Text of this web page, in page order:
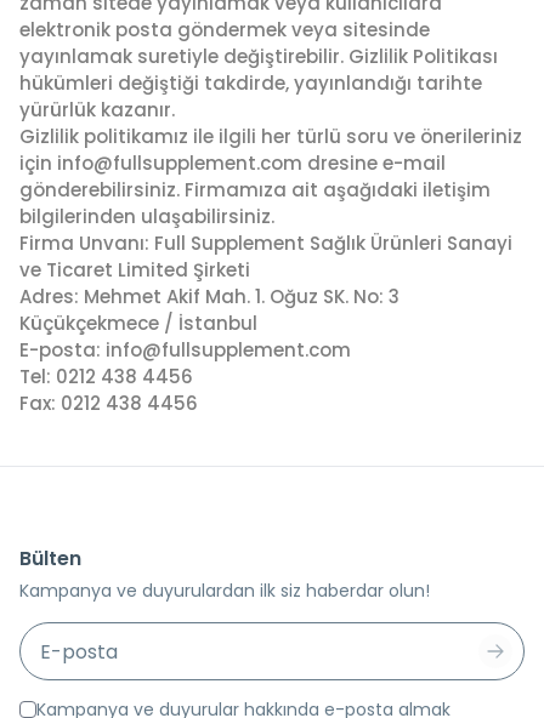
elektronik posta göndermek veya sitesinde
yayınlamak suretiyle değiştirebilir. Gizlilik Politikası
hükümleri değiştiği takdirde, yayınlandığı tarihte
yürürlük kazanır.
Gizlilik politikamız ile ilgili her türlü soru ve önerileriniz
için info@fullsupplement.com dresine e-mail
gönderebilirsiniz. Firmamıza ait aşağıdaki iletişim
bilgilerinden ulaşabilirsiniz.
Firma Unvanı: Full Supplement Sağlık Ürünleri Sanayi
ve Ticaret Limited Şirketi
Adres: Mehmet Akif Mah. 1. Oğuz SK. No: 3
Küçükçekmece / İstanbul
E-posta: info@fullsupplement.com
Tel: 0212 438 4456
Fax: 0212 438 4456
Bülten
Kampanya ve duyurulardan ilk siz haberdar olun!
Kampanya ve duyurular hakkında e-posta almak